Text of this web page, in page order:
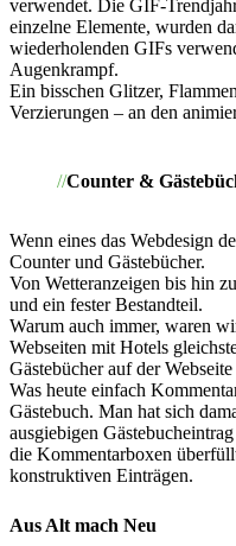
verwendet. Die GIF-
einzelne Elemente, wurden
wiederholenden GIFs
Augenkrampf.
Ein bisschen Glitzer,
Verzierungen – an den
Counter &
Wenn eines das Webdesign
Counter und Gästebücher.
Von Wetteranzeigen bis hin
und ein fester Bestandteil.
Warum auch immer, waren
Webseiten mit Hotels
Gästebücher auf der
Was heute einfach
Gästebuch. Man hat sich
ausgiebigen
die Kommentarboxen
konstruktiven Einträgen.
Aus Alt mach Neu